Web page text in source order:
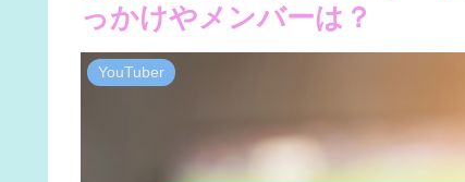
っかけやメンバーは？
YouTuber